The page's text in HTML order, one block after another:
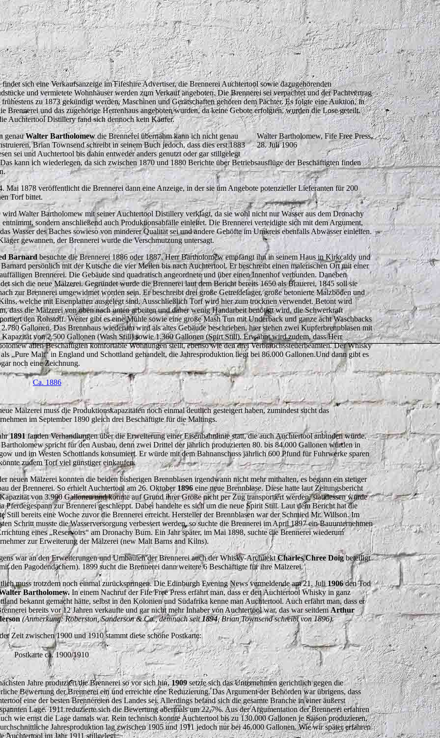
1894
findet sich eine Verkaufsanzeige im Fifeshire Advertiser, die Brennerei Auchtertool sowie dazugehörenden
und vermietete Wohnhäuser werden zum Verkauf angeboten. Die Brennerei sei verpachtet und der Pachtvertrag
frühestens zu 1873 gekündigt werden, Maschinen und Gerätschaften gehören dem Pächter. Es folgte eine Auktion, in
Brennerei und das zugehörige Herrenhaus angeboten wurden, da keine Gebote erfolgten, wurden die Lose geteilt.
Auchtertool Distillery fand sich dennoch kein Käufer.
Walter Bartholomew, Fife Free Press,
28. Juli 1906
genauWalter Bartholomewdie Brennerei übernahm kann ich nicht genau
Brian Townsend schreibt in seinem Buch jedoch, dass dies erst 1883
sei und Auchtertool bis dahin entweder anders genutzt oder gar stillgelegt
kann ich wiederlegen, da sich zwischen 1870 und 1880 Berichte über Betriebsausflüge der Beschäftigten finden
Mai 1878 veröffentlicht die Brennerei dann eine Anzeige, in der sie um Angebote potenzieller Lieferanten für 200
Torf bittet.
wird Walter Bartholomew mit seiner Auchtertool Distillery verklagt, da sie wohl nicht nur Wasser aus dem Dronachy
sondern anschließend auch Produktionsabfälle einleitet. Die Brennerei verteidigte sich mit dem Argument,
Wasser des Baches sowieso von minderer Qualität sei und andere Gehöfte im Umkreis ebenfalls Abwässer einleiten.
gewannen, der Brennerei wurde die Verschmutzung untersagt.
Barnard besuchte die Brennerei 1886 oder 1887, Herr Bartholomew empfängt ihn in seinem Haus in Kirkcaldy und
persönlich mit der Kutsche die vier Meilen bis nach Auchtertool. Er beschreibt einen malerischen Ort mit einer
Brennerei. Die Gebäude sind quadratisch angeordnete und über einen Innenhof verbunden. Daneben
sich die neue Mälzerei. Gegründet wurde die Brennerei laut dem Bericht bereits 1650 als Brauerei, 1845 soll sie
zur Brennerei umgewidmet worden sein. Er beschreibt drei große Getreidelager, große betonierte Malzböden und
welche mit Eisenplatten ausgelegt sind. Ausschließlich Torf wird hier zum trocknen verwendet. Betont wird
dass die Mälzerei von oben nach unten arbeiten und daher wenig Handarbeit benötigt wird, die Schwerkraft
den Rohstoff. Weiter gibt es eine Mühle sowie eine große Mash Tun mit Underback und ganze acht Waschbacks
Gallonen. Das Brennhaus wiederum wird als altes Gebäude beschrieben, hier stehen zwei Kupferbrennblasen mit
Kapazität von 2.500 Gallonen (Wash Still) sowie 1.360 Gallonen (Spirt Still). Erwähnt wird zudem, dass Herr
allen Beschäftigten komfortable Wohnungen stellt, ebenso wie den drei Verbrauchssteuerbeamten. Der Whisky
„Pure Malt“ in England und Schottland gehandelt, die Jahresproduktion liegt bei 86.000 Gallonen.Und dann gibt es
noch eine Zeichnung.
Ca. 1886
Mälzerei muss die Produktionskapazitäten noch einmal deutlich gesteigert haben, zumindest sucht das
im September 1890 gleich drei Beschäftigte für die Maltings.
1891fanden Verhandlungen über die Erweiterung einer Eisenbahnlinie statt, die auch Auchtertool anbinden würde.
spricht für den Ausbau, denn zwei Drittel der jährlich produzierten 80. bis 84.000 Gallonen würden in
und im Westen Schottlands konsumiert. Er würde mit dem Bahnanschuss jährlich 600 Pfund für Fuhrwerke sparen
zudem Torf viel günstiger einkaufen.
neuen Mälzerei konnten die beiden bisherigen Brennblasen irgendwann nicht mehr mithalten, es begann ein stetiger
der Brennerei. So erhielt Auchtertool am 26. Oktober 1896eine neue Brennblase. Diese hatte laut Zeitungsbericht
von 3.900 Gallonen und konnte auf Grund ihrer Größe nicht per Zug transportiert werden, stattdessen wurde
Pferdegespann zur Brennerei geschleppt. Dabei handelte es sich um die neue Spirit Still. Laut dem Bericht hat die
Still bereits eine Woche zuvor die Brennerei erreicht. Hersteller der Brennblasen war der Schmied Mr. Willson. Im
Schritt musste die Wasserversorgung verbessert werden, so suchte die Brennerei im April 1897 ein Bauunternehmen
eines „Reservoirs“ am Dronachy Burn. Ein Jahr später, im Mai 1898, suchte die Brennerei wiederum
zur Erweiterung der Mälzerei (new Malt Barns and Kilns).
war an den Erweiterungen und Umbauten der Brennerei auch der Whisky-ArchitektCharles Chree Doigbeteiligt
den Pagodendächern). 1899 sucht die Brennerei dann weitere 6 Beschäftigte für ihre Mälzerei.
muss trotzdem noch einmal zurückspringen. Die Edinburgh Evening News vermeldende am 21. Juli1906den Tod
Bartholomew.In einem Nachruf der Fife Free Press erfährt man, dass er den Auchtertool Whisky in ganz
bekannt gemacht hätte, selbst in den Kolonien und Südafrika kenne man Auchtertool. Auch erfährt man, dass er
bereits vor 12 Jahren verkaufte und gar nicht mehr Inhaber von Auchtertool war, das war seitdemArthur
(Anmerkung: Roberston, Sanderson & Co., demnach seit1894, Brian Townsend schreibt von 1896).
Zeit zwischen 1900 und 1910 stammt diese schöne Postkarte:
Postkarte ca. 1900/1910
Jahre produziert die Brennerei so vor sich hin,1909setzte sich das Unternehmen gerichtlich gegen die
Bewertung der Brennerei ein und erreichte eine Reduzierung. Das Argument der Behörden war übrigens, dass
eine der besten Brennereien des Landes sei. Allerdings befand sich die gesamte Branche in einer äußerst
Lage. 1911 reduzierte sich die Bewertung abermals um 22,7%. Aus der Argumentation der Brennerei erfahren
wie ernst die Lage damals war. Rein technisch konnte Auchtertool bis zu 130.000 Gallonen je Saison produzieren,
Jahresproduktion lag zwischen 1905 und 1911 jedoch nur bei 46.000 Gallonen. Wie wir später erfahren
Auchtertool im Jahr 1911 stillgelegt.